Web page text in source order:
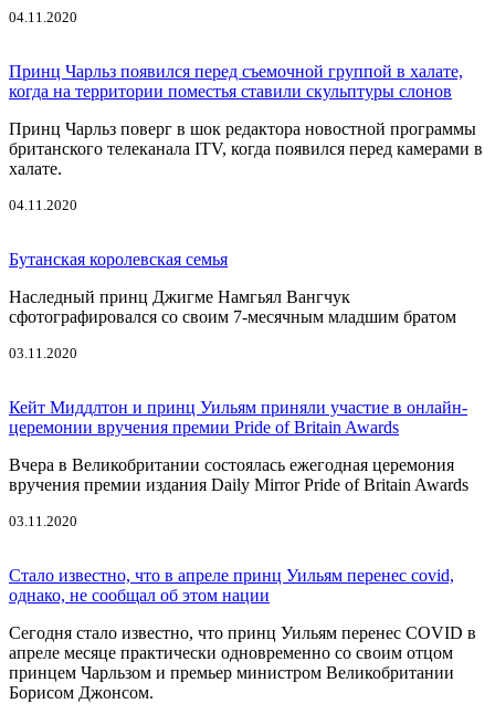
04.11.2020
Принц Чарльз появился перед съемочной группой в халате,
когда на территории поместья ставили скульптуры слонов
Принц Чарльз поверг в шок редактора новостной программы
британского телеканала ITV, когда появился перед камерами в
халате.
04.11.2020
Бутанская королевская семья
Наследный принц Джигме Намгьял Вангчук
сфотографировался со своим 7-месячным младшим братом
03.11.2020
Кейт Миддлтон и принц Уильям приняли участие в онлайн-
церемонии вручения премии Pride of Britain Awards
Вчера в Великобритании состоялась ежегодная церемония
вручения премии издания Daily Mirror Pride of Britain Awards
03.11.2020
Стало известно, что в апреле принц Уильям перенес covid,
однако, не сообщал об этом нации
Сегодня стало известно, что принц Уильям перенес COVID в
апреле месяце практически одновременно со своим отцом
принцем Чарльзом и премьер министром Великобритании
Борисом Джонсом.